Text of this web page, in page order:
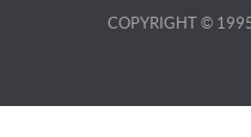
COPYRIGHT ©